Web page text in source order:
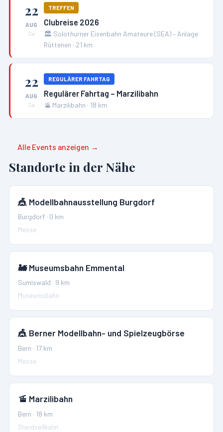
22
AUG
Sa
TREFFEN
Clubreise 2026
🏛️ Solothurner Eisenbahn Amateure (SEA) – Anlage
Rüttenen · 21 km
22
AUG
Sa
REGULÄRER FAHRTAG
Regulärer Fahrtag – Marzilibahn
🚡 Marzilibahn · 18 km
Alle Events anzeigen →
Standorte in der Nähe
🎪 Modellbahnausstellung Burgdorf
Burgdorf · 0 km
Messe
🚂 Museumsbahn Emmental
Sumiswald · 9 km
Museumsbahn
🎪 Berner Modellbahn- und Spielzeugbörse
Bern · 17 km
Messe
🚡 Marzilibahn
Bern · 18 km
Standseilbahn